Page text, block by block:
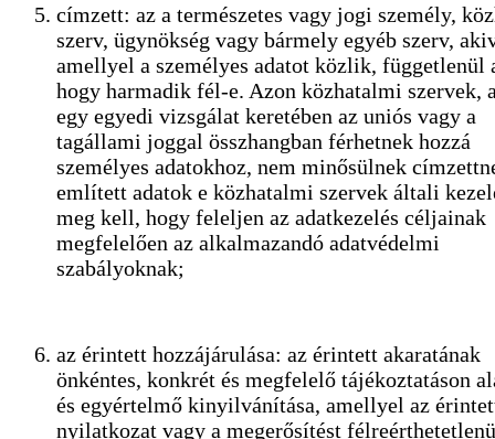
címzett: az a természetes vagy jogi személy,
szerv, ügynökség vagy bármely egyéb szerv,
amellyel a személyes adatot közlik, függetlenül
hogy harmadik fél-e. Azon közhatalmi szervek,
egy egyedi vizsgálat keretében az uniós vagy a
tagállami joggal összhangban férhetnek hozzá
személyes adatokhoz, nem minősülnek
említett adatok e közhatalmi szervek általi
meg kell, hogy feleljen az adatkezelés céljainak
megfelelően az alkalmazandó adatvédelmi
szabályoknak;
az érintett hozzájárulása: az érintett akaratának
önkéntes, konkrét és megfelelő tájékoztatáson
és egyértelmő kinyilvánítása, amellyel az
nyilatkozat vagy a megerősítést